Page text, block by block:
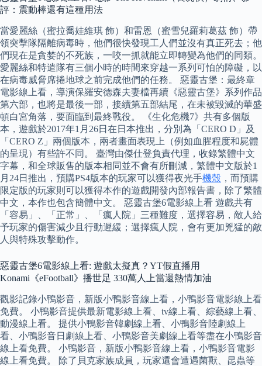
評：震動棒還有這種用法
當愛麗絲（蜜拉喬娃維琪 飾）和雷恩（蜜雪兒羅莉葛茲 飾）帶
領突擊隊隔離病毒時，他們很快發現工人們並沒有真正死去；他
們現在是貪婪的不死族，一咬一抓就能立即轉變為他們的同類。
愛麗絲和特遣隊有三個小時的時間來穿越一系列可怕的障礙，以
在病毒威脅席捲地球之前完成他們的任務。 惡靈古堡：最終章
電影線上看，導演保羅安德森夫妻檔再續《惡靈古堡》系列作品
第六部，也將是最後一部，接續第五部結尾，在未被毀滅的華盛
頓白宮角落，要面臨到最終戰役。 《生化危機7》共有多個版
本，遊戲於2017年1月26日在日本推出，分別為「CERO D」及
「CERO Z」兩個版本，兩者畫面表現上（例如血腥程度和屍體
的呈現）有些許不同。 臺灣由傑仕登負責代理，收錄繁體中文
字幕，和全球販售的版本相同並不會有所刪減，繁體中文版於1
月24日推出，預購PS4版本的玩家可以獲得夜光手機殼 ，而預購
限定版的玩家則可以獲得本作的遊戲開發內部報告書，除了繁體
中文，本作也包含簡體中文。 惡靈古堡6電影線上看 遊戲共有
「容易」、「正常」、「瘋人院」三種難度，選擇容易，敵人給
予玩家的傷害減少且行動遲緩；選擇瘋人院，會有更加兇猛的敵
人與特殊攻擊動作。
惡靈古堡6電影線上看: 遊戲太擬真？YT假直播用
Konami《eFootball》播世足 330萬人上當還熱情加油
觀影記錄小鴨影音，新版小鴨影音線上看，小鴨影音電影線上看
免費。 小鴨影音提供最新電影線上看、tv線上看、綜藝線上看、
動漫線上看。 提供小鴨影音韓劇線上看、小鴨影音陸劇線上
看、小鴨影音日劇線上看、小鴨影音美劇線上看等盡在小鴨影音
線上看免費。 小鴨影音，新版小鴨影音線上看，小鴨影音電影
線上看免費。 除了貝克家族成員，玩家還會遭遇菌獸、昆蟲等